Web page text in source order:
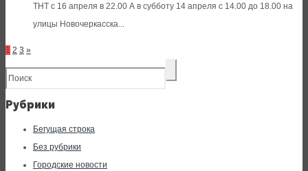
ТНТ с 16 апреля в 22.00 А в субботу 14 апреля с 14.00 до 18.00 на
улицы Новочеркасска...
1 2 3 »
Рубрики
Бегущая строка
Без рубрики
Городские новости